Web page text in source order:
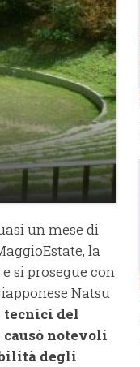
un mese di
la
si prosegue con
Natsu
tecnici del
causò notevoli
degli